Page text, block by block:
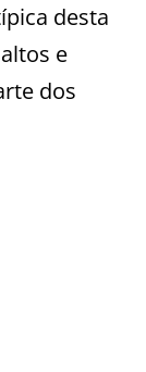
desta
e
dos